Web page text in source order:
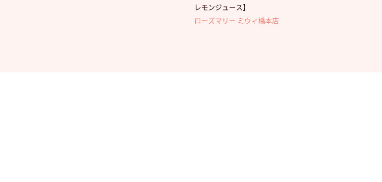
レモンジュース】
ローズマリー ミウィ橋本店